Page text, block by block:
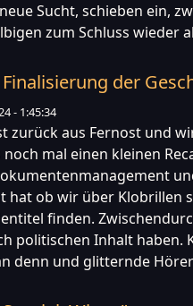
Sucht, schieben ein,
zum Schluss wieder
Finalisierung der
- 1:45:34
zurück aus Fernost und
mal einen kleinen
hat ob wir über Klobrillen
finden.
politischen Inhalt haben.
denn und glitternde